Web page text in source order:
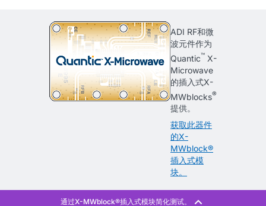
ADI RF和微
波元件作为
Quantic™ X-
Microwave
的插入式X-
MWblocks®
提供。
获取此器件
的X-
MWblock®
插入式模
块。